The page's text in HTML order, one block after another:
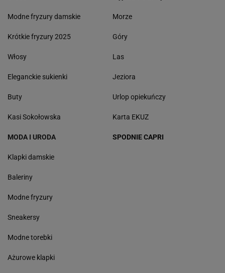
Modne fryzury damskie
Krótkie fryzury 2025
Włosy
Eleganckie sukienki
Buty
Kasi Sokołowska
Morze
Góry
Las
Jeziora
Urlop opiekuńczy
Karta EKUZ
MODA I URODA
Klapki damskie
Baleriny
Modne fryzury
Sneakersy
Modne torebki
Ażurowe klapki
SPODNIE CAPRI